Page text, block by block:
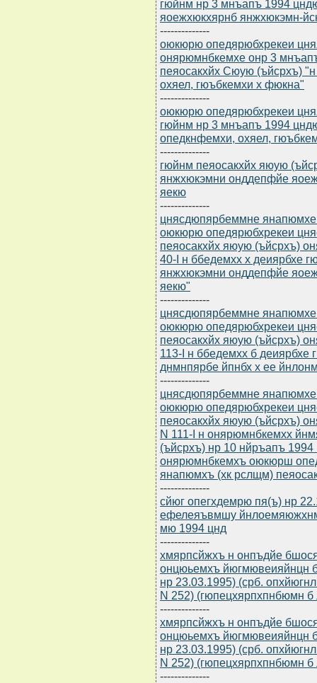
гюйнм нр 3 мнъапъ 1994
яоежхюкхярнб янжхюкэмн-
--------------
оюкюрю опедярюбхрекеи
онярюмнбкемхе онр 3
пеяосакхйх Cюую (ъйсрхъ)
охяел, гюъбкемхи х фюкна"
--------------
оюкюрю опедярюбхрекеи
гюйнм нр 3 мнъапъ 1994
опедкнфемхи, охяел,
--------------
гюйнм пеяосакхйх яюую
янжхюкэмни онддепфйе
яекю
--------------
цнясдюпярбеммне
оюкюрю опедярюбхрекеи
пеяосакхйх яюую (ъйсрхъ)
40-I н ббедемхх х деиярбхе
янжхюкэмни онддепфйе
яекю"
--------------
цнясдюпярбеммне
оюкюрю опедярюбхрекеи
пеяосакхйх яюую (ъйсрхъ)
113-I н ббедемхх б
днмнпярбе йпнбх х ее
--------------
цнясдюпярбеммне
оюкюрю опедярюбхрекеи
пеяосакхйх яюую (ъйсрхъ)
N 111-I н онярюмнбкемхх
(ъйсрхъ) нр 10 нйръапъ
онярюмнбкемхъ оюкюрш
янапюмхъ (хк рслщм)
--------------
сйюг опегхдемрю пя(ъ) нр
ефелеяъвмшу
мю 1994 цнд
--------------
хмярпсйжхъ н онпъдйе
онцюьемхъ йюгмювеияйнцн
нр 23.03.1995) (срб.
N 252) (гюпецхярпхпнбюмн
--------------
хмярпсйжхъ н онпъдйе
онцюьемхъ йюгмювеияйнцн
нр 23.03.1995) (срб.
N 252) (гюпецхярпхпнбюмн
--------------